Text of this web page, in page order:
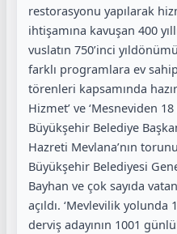
restorasyonu yapılarak
ihtişamına kavuşan 400
vuslatın 750’inci
farklı programlara ev
törenleri kapsamında
Hizmet’ ve ‘Mesneviden
Büyükşehir Belediye
Hazreti Mevlana’nın
Büyükşehir Belediyesi
Bayhan ve çok sayıda
açıldı. ‘Mevlevilik yolunda
derviş adayının 1001